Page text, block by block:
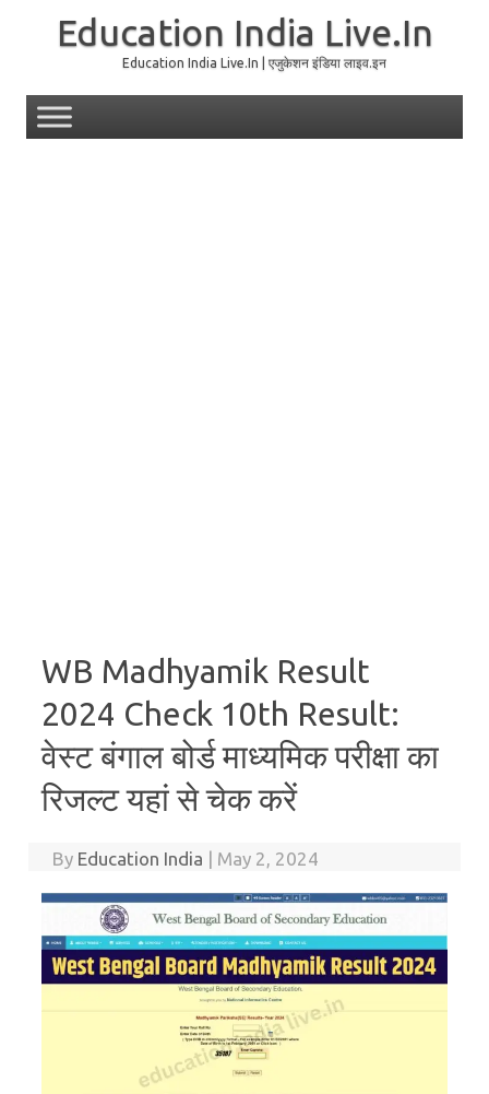
Education India Live.In
Education India Live.In | एजुकेशन इंडिया लाइव.इन
WB Madhyamik Result
2024 Check 10th Result:
वेस्ट बंगाल बोर्ड माध्यमिक परीक्षा का
रिजल्ट यहां से चेक करें
By Education India | May 2, 2024